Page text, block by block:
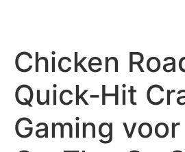
Chicken
Quick‑Hit
Gaming voor